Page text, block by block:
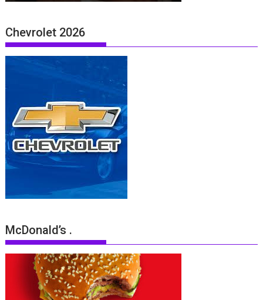
Chevrolet 2026
McDonald’s .